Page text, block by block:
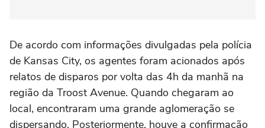
De acordo com informações divulgadas pela polícia
de Kansas City, os agentes foram acionados após
relatos de disparos por volta das 4h da manhã na
região da Troost Avenue. Quando chegaram ao
local, encontraram uma grande aglomeração se
dispersando. Posteriormente, houve a confirmação